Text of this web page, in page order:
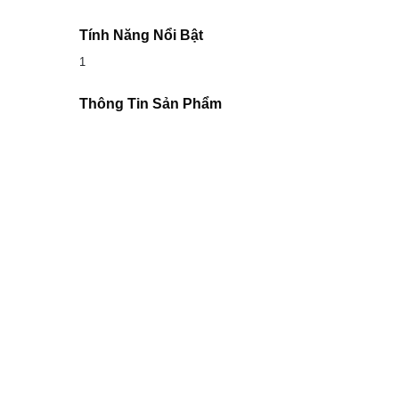
Tính Năng Nổi Bật
1
Thông Tin Sản Phẩm